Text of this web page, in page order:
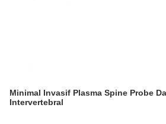
Minimal Invasif Plasma Spine Probe
Intervertebral